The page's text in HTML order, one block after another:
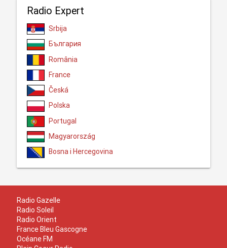
Radio Expert
Srbija
България
România
France
Česká
Polska
Portugal
Magyarország
Bosna i Hercegovina
Radio Gazelle
Radio Soleil
Radio Orient
France Bleu Gascogne
Océane FM